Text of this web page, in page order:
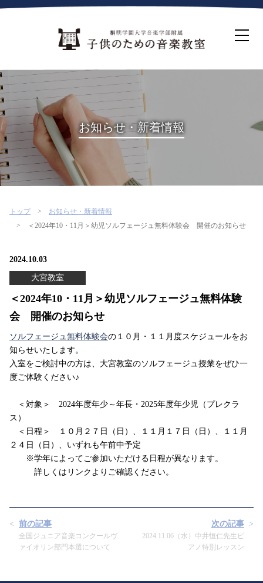
ホーム
生徒募集について
教室案内
コース紹介
概要・沿革
桐朋を選ぶ理由
インタビュー・コラム
イベント
よくある質問
お知らせ・新着情報
トップ
お知らせ・新着情報
＜2024年10・11月＞幼児ソルフェージュ無料体験会 開催のお知らせ
2024.10.03
大宮教室
＜2024年10・11月＞幼児ソルフェージュ無料体験
会 開催のお知らせ
ソルフェージュ無料体験会の１０月・１１月度スケジュールをお
知らせいたします。
入室をご検討中の方は、大宮教室のソルフェージュ授業をぜひ一
度ご体験ください♪
＜対象＞ 2024年度年少～年長・2025年度年少児（プレクラ
ス）
＜日程＞ １０月２７日（日）、１１月１７日（日）、１１月
２４日（日）、いずれも午前中予定
※学年によってご参加いただける日程が異なります。
詳しくはリンクよりご確認ください。
前の記事
全国ジュニア音楽コンクールヴ
ァイオリン部門本選について
次の記事
2024.11.06（水）中井恒仁先生ピ
アノ特別レッスン